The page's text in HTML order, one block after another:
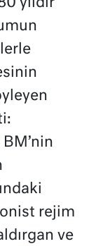
yıldır
rejim
ve